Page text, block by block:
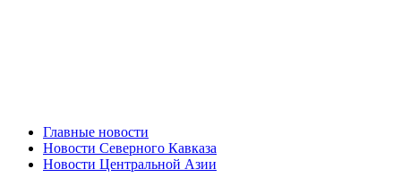
Главные новости
Новости Северного Кавказа
Новости Центральной Азии